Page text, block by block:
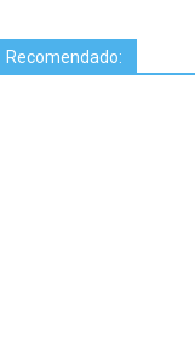
Recomendado: